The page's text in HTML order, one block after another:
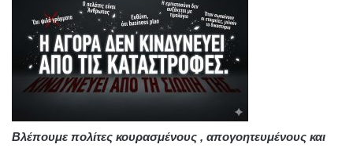
Βλέπουμε πολίτες κουρασμένους , απογοητευμένους και